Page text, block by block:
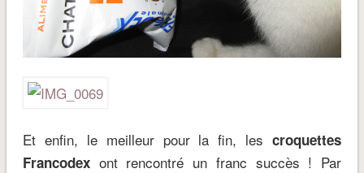
Et enfin, le meilleur pour la fin, lescroquettes
Francodexont rencontré un franc succès ! Par